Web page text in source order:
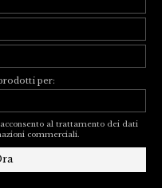
per:
al trattamento dei dati
commerciali.